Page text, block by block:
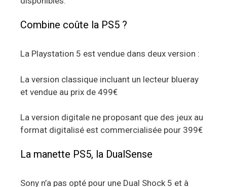
Combine coûte la PS5 ?
La Playstation 5 est vendue dans deux version :
La version classique incluant un lecteur blueray
et vendue au prix de 499€
La version digitale ne proposant que des jeux au
format digitalisé est commercialisée pour 399€
La manette PS5, la DualSense
Sony n’a pas opté pour une Dual Shock 5 et à